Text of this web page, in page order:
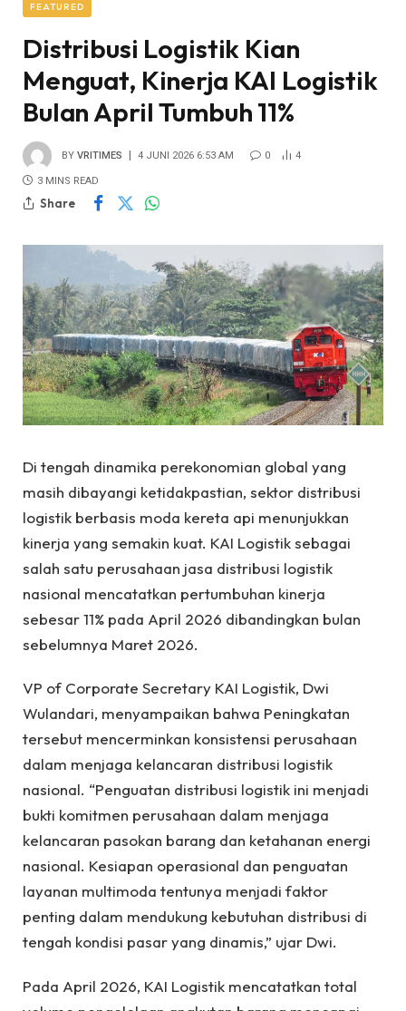
FEATURED
Distribusi Logistik Kian
Menguat, Kinerja KAI Logistik
Bulan April Tumbuh 11%
BY VRITIMES 4 JUNI 2026 6:53 AM 0 4
3 MINS READ
Share
Di tengah dinamika perekonomian global yang
masih dibayangi ketidakpastian, sektor distribusi
logistik berbasis moda kereta api menunjukkan
kinerja yang semakin kuat. KAI Logistik sebagai
salah satu perusahaan jasa distribusi logistik
nasional mencatatkan pertumbuhan kinerja
sebesar 11% pada April 2026 dibandingkan bulan
sebelumnya Maret 2026.
VP of Corporate Secretary KAI Logistik, Dwi
Wulandari, menyampaikan bahwa Peningkatan
tersebut mencerminkan konsistensi perusahaan
dalam menjaga kelancaran distribusi logistik
nasional. “Penguatan distribusi logistik ini menjadi
bukti komitmen perusahaan dalam menjaga
kelancaran pasokan barang dan ketahanan energi
nasional. Kesiapan operasional dan penguatan
layanan multimoda tentunya menjadi faktor
penting dalam mendukung kebutuhan distribusi di
tengah kondisi pasar yang dinamis,” ujar Dwi.
Pada April 2026, KAI Logistik mencatatkan total